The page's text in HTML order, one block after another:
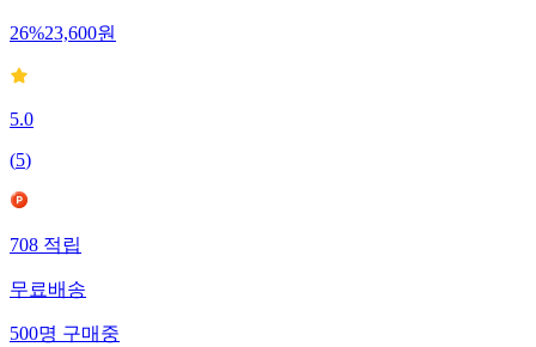
26%23,600원
5.0
(5)
708적립
무료배송
500명구매중